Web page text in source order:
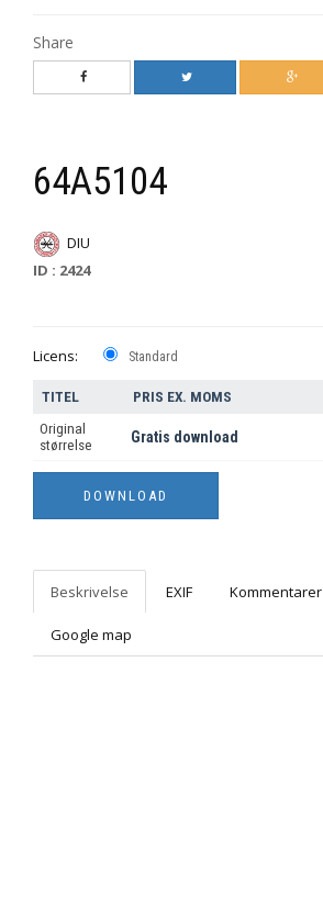
Share
64A5104
DIU
ID : 2424
Licens: Standard
TITEL PRIS EX. MOMS
Original
størrelse
Gratis download
Beskrivelse EXIF Kommentarer
Google map